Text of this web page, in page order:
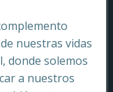
nuestras vidas
donde solemos
a nuestros